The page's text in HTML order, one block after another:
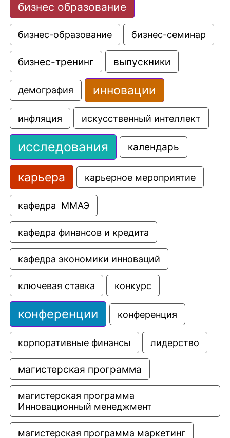
бизнес образование
бизнес-образование бизнес-семинар
бизнес-тренинг выпускники
демография инновации
инфляция искусственный интеллект
исследования календарь
карьера карьерное мероприятие
кафедра  ММАЭ
кафедра финансов и кредита
кафедра экономики инноваций
ключевая ставка конкурс
конференции конференция
корпоративные финансы лидерство
магистерская программа
магистерская программа
Инновационный менеджмент
магистерская программа маркетинг